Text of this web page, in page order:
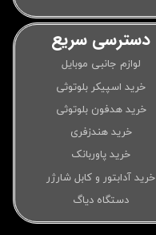
دسترسی سریع
لوازم جانبی موبایل
خرید اسپیکر بلوتوثی
خرید هدفون بلوتوثی
خرید هندزفری
خرید پاوربانک
خرید آدابتور و کابل شارژر
دستگاه دیاگ